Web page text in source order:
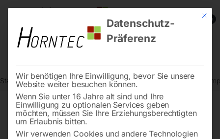
0
Start Metallbearbeitung Bohr- und Fräszubehör Schaltstück
Mit
Datenschutz-
Präferenz
Wir benötigen Ihre Einwilligung, bevor Sie unsere
Website weiter besuchen können.
Wenn Sie unter 16 Jahre alt sind und Ihre
Einwilligung zu optionalen Services geben
möchten, müssen Sie Ihre Erziehungsberechtigten
um Erlaubnis bitten.
Wir verwenden Cookies und andere Technologien